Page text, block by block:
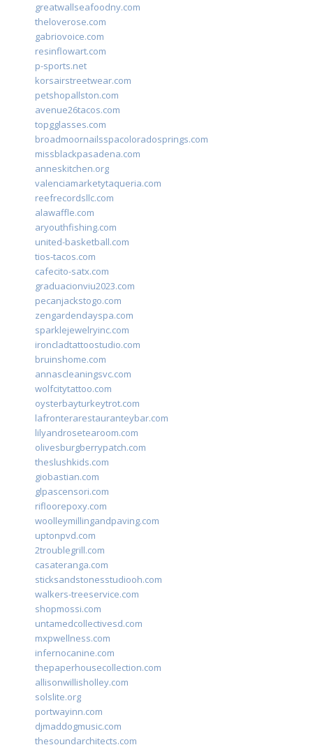
greatwallseafoodny.com
theloverose.com
gabriovoice.com
resinflowart.com
p-sports.net
korsairstreetwear.com
petshopallston.com
avenue26tacos.com
topgglasses.com
broadmoornailsspacoloradosprings.com
missblackpasadena.com
anneskitchen.org
valenciamarketytaqueria.com
reefrecordsllc.com
alawaffle.com
aryouthfishing.com
united-basketball.com
tios-tacos.com
cafecito-satx.com
graduacionviu2023.com
pecanjackstogo.com
zengardendayspa.com
sparklejewelryinc.com
ironcladtattoostudio.com
bruinshome.com
annascleaningsvc.com
wolfcitytattoo.com
oysterbayturkeytrot.com
lafronterarestauranteybar.com
lilyandrosetearoom.com
olivesburgberrypatch.com
theslushkids.com
giobastian.com
glpascensori.com
rifloorepoxy.com
woolleymillingandpaving.com
uptonpvd.com
2troublegrill.com
casateranga.com
sticksandstonesstudiooh.com
walkers-treeservice.com
shopmossi.com
untamedcollectivesd.com
mxpwellness.com
infernocanine.com
thepaperhousecollection.com
allisonwillisholley.com
solslite.org
portwayinn.com
djmaddogmusic.com
thesoundarchitects.com